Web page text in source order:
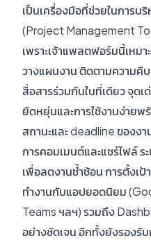
เป็นเครื่องมือที่ช่วยในการบ
(Project Management
เพราะเจ้าแพลตฟอร์มนี้เหม
วางแผนงาน ติดตามความคื
สื่อสารร่วมกันในที่เดียว จุด
ยืดหยุ่นและการใช้งานง่ายพ
สถานะและ deadline ของง
การคอมเมนต์และแชร์ไฟล์
เพื่อลดงานซ้ำซ้อน การตั้งเป้
ทำงานกับแอปยอดนิยม
Teams ฯลฯ) รวมถึง
อย่างชัดเจน อีกทั้งยังรองรับ